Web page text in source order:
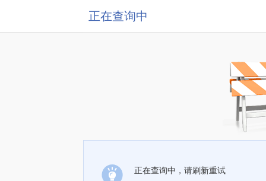
正在查询中
正在查询中，请刷新重试